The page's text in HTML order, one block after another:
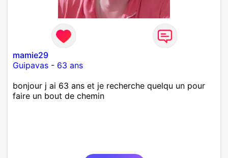
mamie29
Guipavas - 63 ans
bonjour j ai 63 ans et je recherche quelqu un pour
faire un bout de chemin